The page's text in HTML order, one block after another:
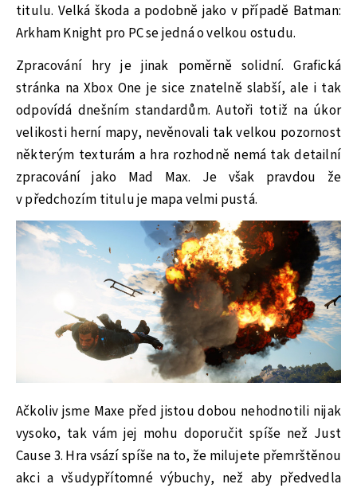
titulu. Velká škoda a podobně jako v případě Batman:
Arkham Knight pro PC se jedná o velkou ostudu.
Zpracování hry je jinak poměrně solidní. Grafická
stránka na Xbox One je sice znatelně slabší, ale i tak
odpovídá dnešním standardům. Autoři totiž na úkor
velikosti herní mapy, nevěnovali tak velkou pozornost
některým texturám a hra rozhodně nemá tak detailní
zpracování jako Mad Max. Je však pravdou že
v předchozím titulu je mapa velmi pustá.
Ačkoliv jsme Maxe před jistou dobou nehodnotili nijak
vysoko, tak vám jej mohu doporučit spíše než Just
Cause 3. Hra vsází spíše na to, že milujete přemrštěnou
akci a všudypřítomné výbuchy, než aby předvedla